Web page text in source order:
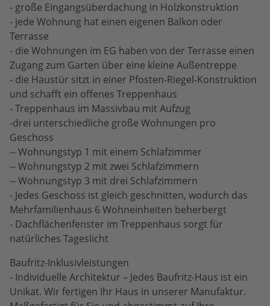
- große Eingangsüberdachung in Holzkonstruktion
- jede Wohnung hat einen eigenen Balkon oder
Terrasse
- die Wohnungen im EG haben von der Terrasse einen
Zugang zum Garten über eine kleine Außentreppe
- die Haustür sitzt in einer Pfosten-Riegel-Konstruktion
und schafft ein offenes Treppenhaus
- Treppenhaus im Massivbau mit Aufzug
-drei unterschiedliche große Wohnungen pro
Geschoss
-- Wohnungstyp 1 mit einem Schlafzimmer
-- Wohnungstyp 2 mit zwei Schlafzimmern
-- Wohnungstyp 3 mit drei Schlafzimmern
- Jedes Geschoss ist gleich geschnitten, wodurch das
Mehrfamilienhaus 6 Wohneinheiten beherbergt
- Dachflächenfenster im Treppenhaus sorgt für
natürliches Tageslicht
Baufritz-Inklusivleistungen
- Individuelle Architektur – Jedes Baufritz-Haus ist ein
Unikat. Wir fertigen Ihr Haus in unserer Manufaktur.